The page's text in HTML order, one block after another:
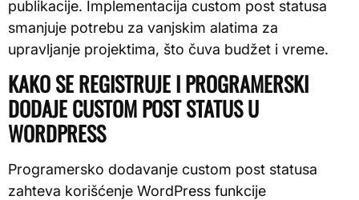
publikacije. Implementacija custom post statusa
smanjuje potrebu za vanjskim alatima za
upravljanje projektima, što čuva budžet i vreme.
KAKO SE REGISTRUJE I PROGRAMERSKI
DODAJE CUSTOM POST STATUS U
WORDPRESS
Programersko dodavanje custom post statusa
zahteva korišćenje WordPress funkcije